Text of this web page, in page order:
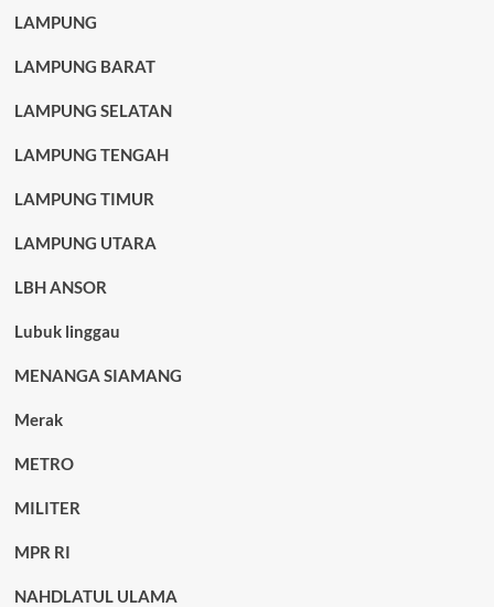
LAMPUNG
LAMPUNG BARAT
LAMPUNG SELATAN
LAMPUNG TENGAH
LAMPUNG TIMUR
LAMPUNG UTARA
LBH ANSOR
Lubuk linggau
MENANGA SIAMANG
Merak
METRO
MILITER
MPR RI
NAHDLATUL ULAMA